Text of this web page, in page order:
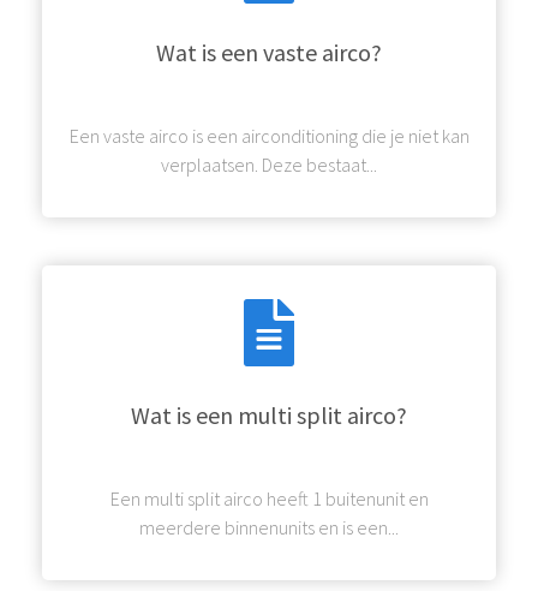
Wat is een vaste airco?
Een vaste airco is een airconditioning die je niet kan
verplaatsen. Deze bestaat...
Wat is een multi split airco?
Een multi split airco heeft 1 buitenunit en
meerdere binnenunits en is een...